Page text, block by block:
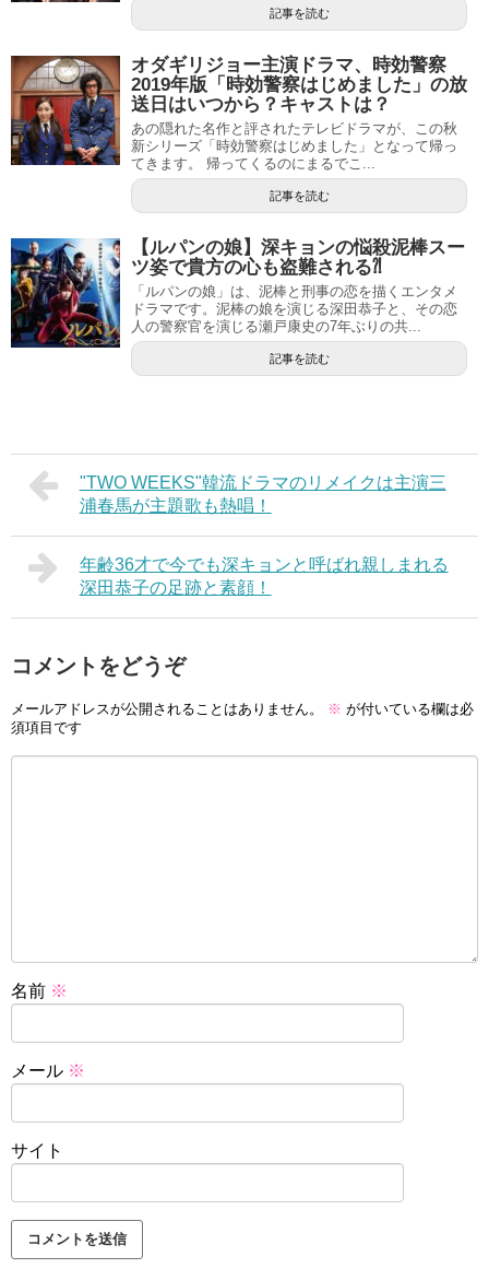
記事を読む
オダギリジョー主演ドラマ、時効警察
2019年版「時効警察はじめました」の放
送日はいつから？キャストは？
あの隠れた名作と評されたテレビドラマが、この秋
新シリーズ「時効警察はじめました」となって帰っ
てきます。 帰ってくるのにまるでこ...
記事を読む
【ルパンの娘】深キョンの悩殺泥棒スー
ツ姿で貴方の心も盗難される⁈
「ルパンの娘」は、泥棒と刑事の恋を描くエンタメ
ドラマです。泥棒の娘を演じる深田恭子と、その恋
人の警察官を演じる瀬戸康史の7年ぶりの共...
記事を読む
"TWO WEEKS"韓流ドラマのリメイクは主演三
浦春馬が主題歌も熱唱！
年齢36才で今でも深キョンと呼ばれ親しまれる
深田恭子の足跡と素顔！
コメントをどうぞ
メールアドレスが公開されることはありません。 ※ が付いている欄は必
須項目です
名前 ※
メール ※
サイト